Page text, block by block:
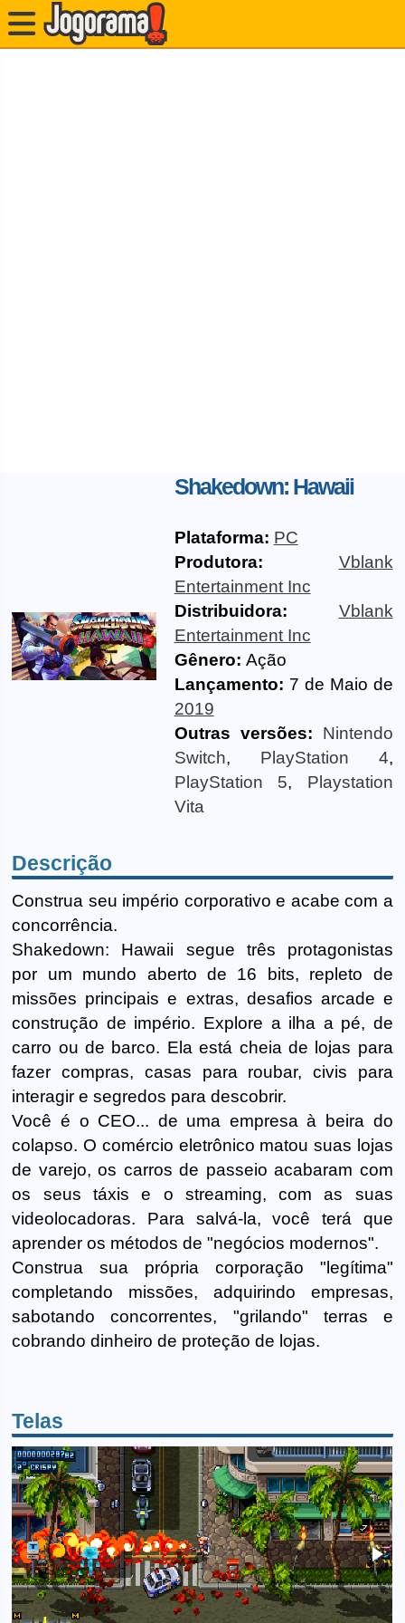
Shakedown: Hawaii
Plataforma: PC
Produtora:
Vblank
Entertainment Inc
Distribuidora:
Vblank
Entertainment Inc
Gênero: Ação
Lançamento: 7 de Maio de
2019
Outras versões:
Nintendo
Switch, PlayStation 4,
PlayStation 5, Playstation
Vita
Descrição
Construa seu império corporativo e acabe com a
concorrência.
Shakedown: Hawaii segue três protagonistas
por um mundo aberto de 16 bits, repleto de
missões principais e extras, desafios arcade e
construção de império. Explore a ilha a pé, de
carro ou de barco. Ela está cheia de lojas para
fazer compras, casas para roubar, civis para
interagir e segredos para descobrir.
Você é o CEO... de uma empresa à beira do
colapso. O comércio eletrônico matou suas lojas
de varejo, os carros de passeio acabaram com
os seus táxis e o streaming, com as suas
videolocadoras. Para salvá-la, você terá que
aprender os métodos de "negócios modernos".
Construa sua própria corporação "legítima"
completando missões, adquirindo empresas,
sabotando concorrentes, "grilando" terras e
cobrando dinheiro de proteção de lojas.
Telas